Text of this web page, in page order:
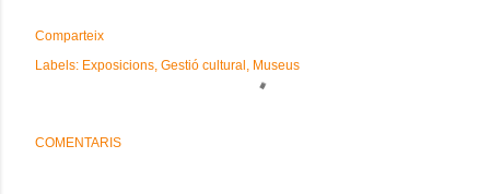
Comparteix
Labels: Exposicions Gestió cultural Museus
COMENTARIS